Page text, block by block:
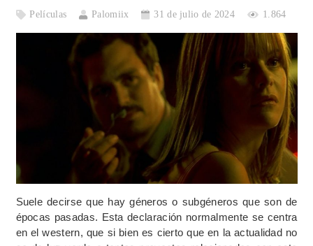
Películas Palomiix 31 de julio de 2024 1.864
Suele decirse que hay géneros o subgéneros que son de
épocas pasadas. Esta declaración normalmente se centra
en el western, que si bien es cierto que en la actualidad no